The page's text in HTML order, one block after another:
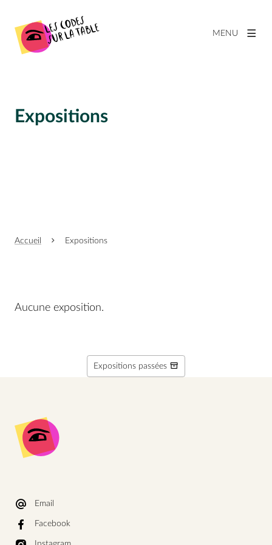
MENU
Expositions
Accueil Expositions
Aucune exposition.
Expositions passées
Email
Facebook